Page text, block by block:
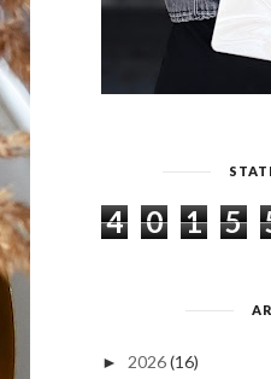
4 0 1 5
► 2026 (16)